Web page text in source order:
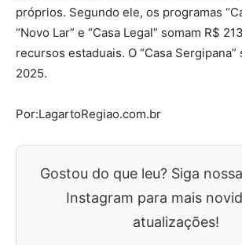
próprios. Segundo ele, os programas
“Novo Lar” e “Casa Legal” somam R$
recursos estaduais. O “Casa Sergipana”
2025.
Por:LagartoRegiao.com.br
Gostou do que leu? Siga
Instagram para mais
atualizações!